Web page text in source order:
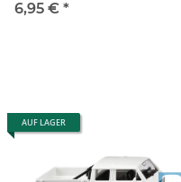
6,95 € *
AUF LAGER